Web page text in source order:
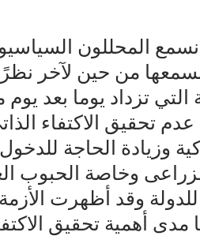
نسمع المحللون
من حين لآخر
التي تزداد يوما بعد
عدم تحقيق الاكتفاء
وزيادة الحاجة
الزراعى وخاصة الحبوب
وقد أظهرت
مدى أهمية تحقيق